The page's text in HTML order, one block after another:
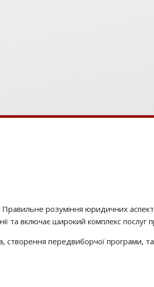
розуміння юридичних
та включає широкий комплекс послуг
передвиборчої програми,